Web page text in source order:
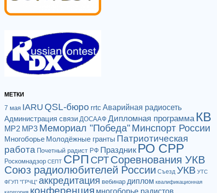
МЕТКИ
7 мая IARU QSL-бюро rrtc Аварийная радиосеть
Администрация связи ДОСААФ Дипломная программа КВ
МР2 МР3 Мемориал "Победа"Минспорт России
Многоборье Молодёжные гранты Патриотическая
работа Почетный радист РФ Праздник РО СРР
Роскомнадзор СЕПТ СРП СРТСоревнования УКВ
Союз радиолюбителей России Съезд УКВ УТС
ФГУП "ГРЧЦ" аккредитация вебинар диплом квалификационная
конференция